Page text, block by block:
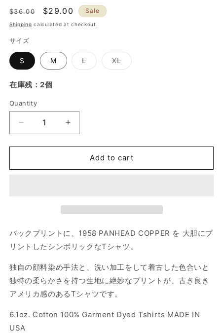
Regular
price
$36.00
Sale
price
$29.00 Sale
Shipping calculated at checkout.
サイズ
S M LVariant
sold
XLVariant
sold
在庫残：2個
Quantity
Quantity
Decrease
quantity
for
Shop
S/S
-
Pepper
Increase
quantity
for
Shop
S/S
-
Pepper
Add to cart
バックプリントに、1958 PANHEAD COPPER を 大胆にプ
リントしたシンボリックなTシャツ。
独自の顔料染め手法と、洗い加工をして着古した色合いと
独特の柔らかさを持つ生地に絶妙なプリントが、古き良き
アメリカ感のあるTシャツです。
6.1oz. Cotton 100% Garment Dyed Tshirts MADE IN
USA